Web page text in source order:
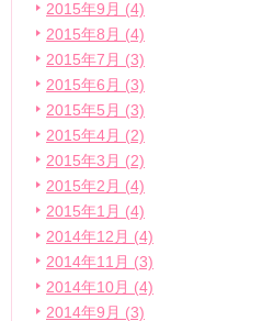
2015年9月 (4)
2015年8月 (4)
2015年7月 (3)
2015年6月 (3)
2015年5月 (3)
2015年4月 (2)
2015年3月 (2)
2015年2月 (4)
2015年1月 (4)
2014年12月 (4)
2014年11月 (3)
2014年10月 (4)
2014年9月 (3)